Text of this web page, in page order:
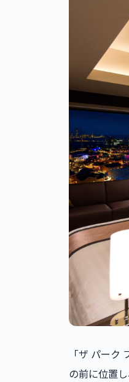
「ザ パー
の前に位置